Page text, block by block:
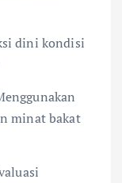
dini kondisi
minat bakat